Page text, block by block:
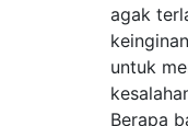
agak
untuk
Berapa